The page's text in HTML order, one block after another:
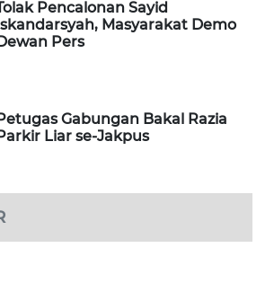
Pencalonan Sayid
Masyarakat Demo
Pers
Gabungan Bakal Razia
Liar se-Jakpus